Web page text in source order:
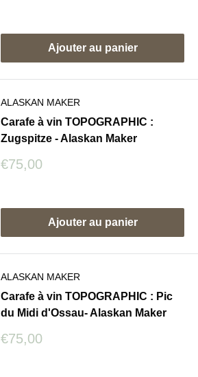
Ajouter au panier
ALASKAN MAKER
Carafe à vin TOPOGRAPHIC :
Zugspitze - Alaskan Maker
Prix
€75,00
Ajouter au panier
ALASKAN MAKER
Carafe à vin TOPOGRAPHIC : Pic
du Midi d'Ossau- Alaskan Maker
Prix
€75,00